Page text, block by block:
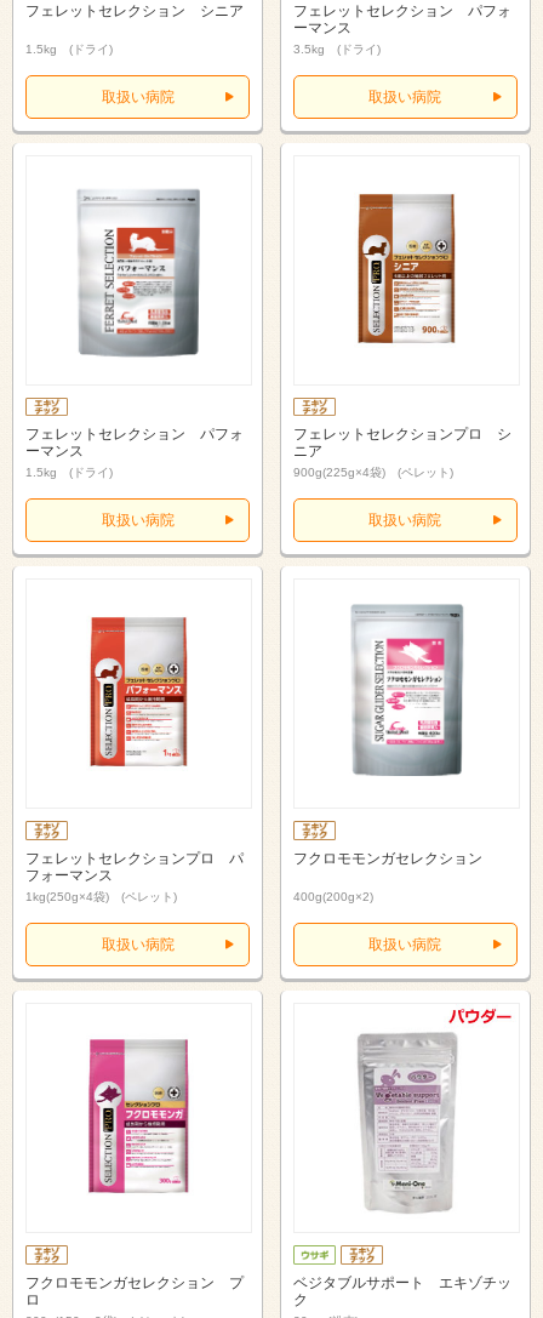
フェレットセレクション シニア
1.5kg (ドライ)
取扱い病院
フェレットセレクション パフォ
ーマンス
3.5kg (ドライ)
取扱い病院
フェレットセレクション パフォ
ーマンス
1.5kg (ドライ)
取扱い病院
フェレットセレクションプロ シ
ニア
900g(225g×4袋) (ペレット)
取扱い病院
フェレットセレクションプロ パ
フォーマンス
1kg(250g×4袋) (ペレット)
取扱い病院
フクロモモンガセレクション
400g(200g×2)
取扱い病院
フクロモモンガセレクション プ
ロ
ベジタブルサポート エキゾチッ
ク